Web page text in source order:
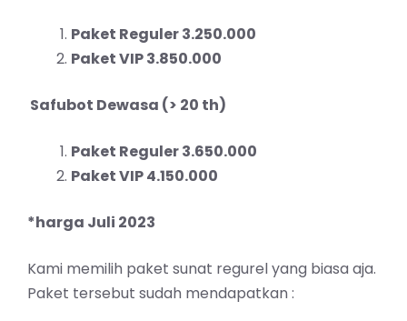
Paket Reguler 3.250.000
Paket VIP 3.850.000
Safubot Dewasa (> 20 th)
Paket Reguler 3.650.000
Paket VIP 4.150.000
*harga Juli 2023
Kami memilih paket sunat regurel yang biasa aja.
Paket tersebut sudah mendapatkan :